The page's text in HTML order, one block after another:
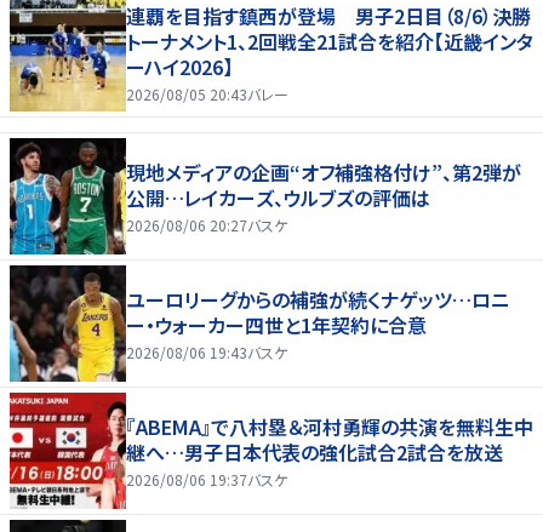
連覇を目指す鎮西が登場 男子2日目（8/6）決勝
トーナメント1、2回戦全21試合を紹介【近畿インタ
ーハイ2026】
2026/08/05 20:43バレー
現地メディアの企画“オフ補強格付け”、第2弾が
公開…レイカーズ、ウルブズの評価は
2026/08/06 20:27バスケ
ユーロリーグからの補強が続くナゲッツ…ロニ
ー・ウォーカー四世と1年契約に合意
2026/08/06 19:43バスケ
『ABEMA』で八村塁＆河村勇輝の共演を無料生中
継へ…男子日本代表の強化試合2試合を放送
2026/08/06 19:37バスケ